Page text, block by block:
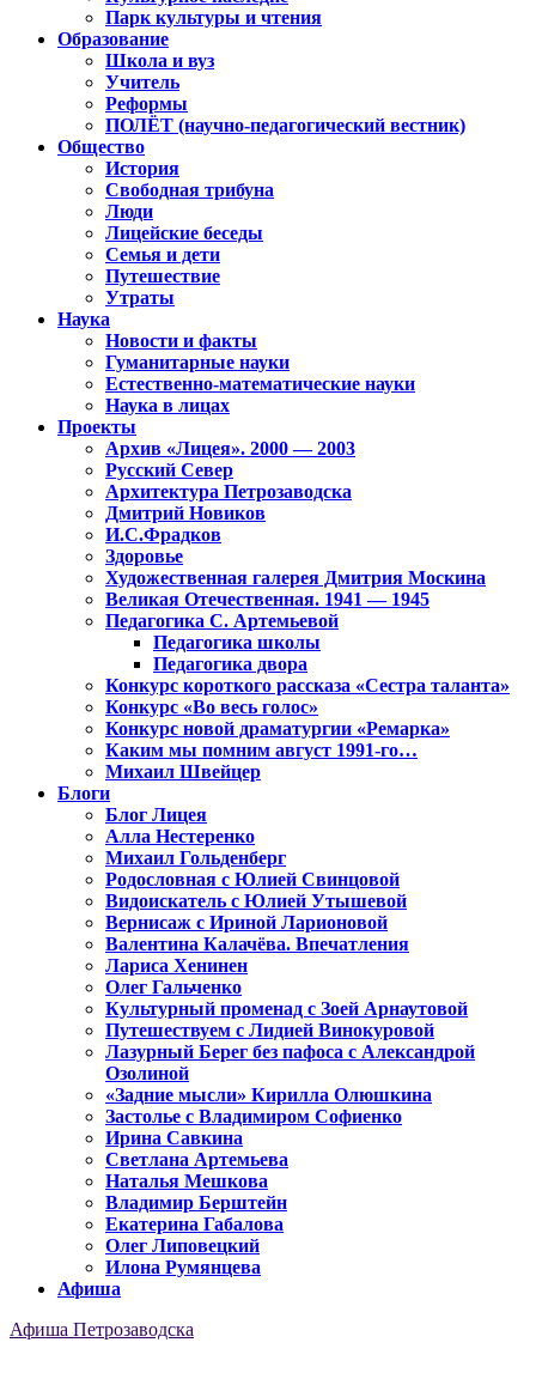
Парк культуры и чтения
Образование
Школа и вуз
Учитель
Реформы
ПОЛЁТ (научно-педагогический вестник)
Общество
История
Свободная трибуна
Люди
Лицейские беседы
Семья и дети
Путешествие
Утраты
Наука
Новости и факты
Гуманитарные науки
Естественно-математические науки
Наука в лицах
Проекты
Архив «Лицея». 2000 — 2003
Русский Север
Архитектура Петрозаводска
Дмитрий Новиков
И.С.Фрадков
Здоровье
Художественная галерея Дмитрия Москина
Великая Отечественная. 1941 — 1945
Педагогика С. Артемьевой
Педагогика школы
Педагогика двора
Конкурс короткого рассказа «Сестра таланта»
Конкурс «Во весь голос»
Конкурс новой драматургии «Ремарка»
Каким мы помним август 1991-го…
Михаил Швейцер
Блоги
Блог Лицея
Алла Нестеренко
Михаил Гольденберг
Родословная с Юлией Свинцовой
Видоискатель с Юлией Утышевой
Вернисаж с Ириной Ларионовой
Валентина Калачёва. Впечатления
Лариса Хенинен
Олег Гальченко
Культурный променад с Зоей Арнаутовой
Путешествуем с Лидией Винокуровой
Лазурный Берег без пафоса с Александрой
Озолиной
«Задние мысли» Кирилла Олюшкина
Застолье с Владимиром Софиенко
Ирина Савкина
Светлана Артемьева
Наталья Мешкова
Владимир Берштейн
Екатерина Габалова
Олег Липовецкий
Илона Румянцева
Афиша
Афиша Петрозаводска